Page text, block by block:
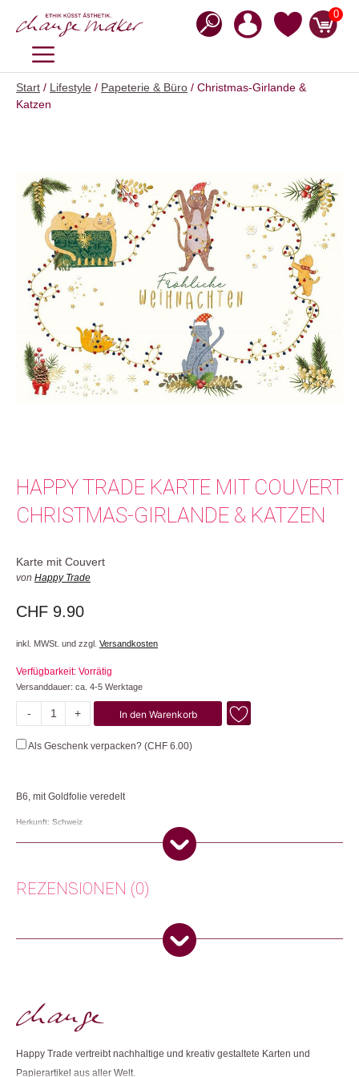
Inhalt
0
MENÜ
Start / Lifestyle / Papeterie & Büro / Christmas-Girlande &
Katzen
HAPPY TRADE KARTE MIT COUVERT
CHRISTMAS-GIRLANDE & KATZEN
Karte mit Couvert
von Happy Trade
CHF 9.90
inkl. MWSt. und zzgl. Versandkosten
Verfügbarkeit: Vorrätig
Versanddauer: ca. 4-5 Werktage
-
Christmas-
&
+ In den Warenkorb
Als Geschenk verpacken? (CHF 6.00)
B6, mit Goldfolie veredelt
Herkunft: Schweiz
Artikelnummer: 112376.01
REZENSIONEN (0)
Es gibt noch keine Rezensionen.
Happy Trade vertreibt nachhaltige und kreativ gestaltete Karten und
Papierartikel aus aller Welt.